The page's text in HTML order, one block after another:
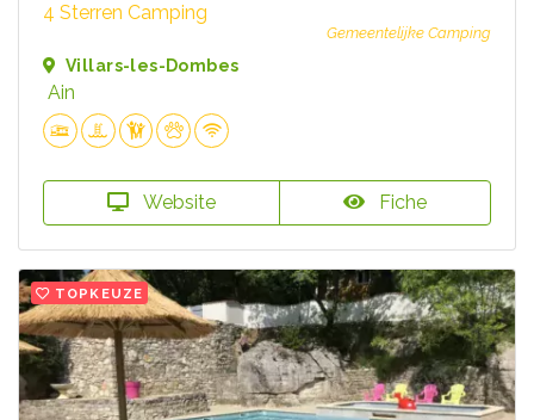
4 Sterren Camping
Gemeentelijke Camping
Villars-les-Dombes
Ain
Website Fiche
TOPKEUZE